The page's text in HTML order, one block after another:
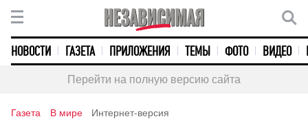
НОВОСТИ ГАЗЕТА ПРИЛОЖЕНИЯ ТЕМЫ ФОТО ВИДЕО
Перейти на полную версию сайта
Газета В мире Интернет-версия